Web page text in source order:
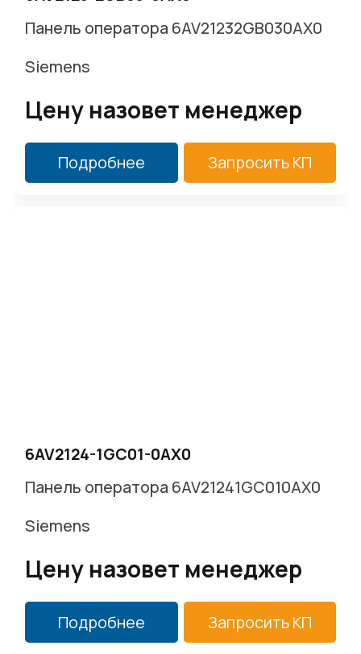
Панель оператора 6AV21232GB030AX0
Siemens
Цену назовет менеджер
Подробнее Запросить КП
6AV2124-1GC01-0AX0
Панель оператора 6AV21241GC010AX0
Siemens
Цену назовет менеджер
Подробнее Запросить КП